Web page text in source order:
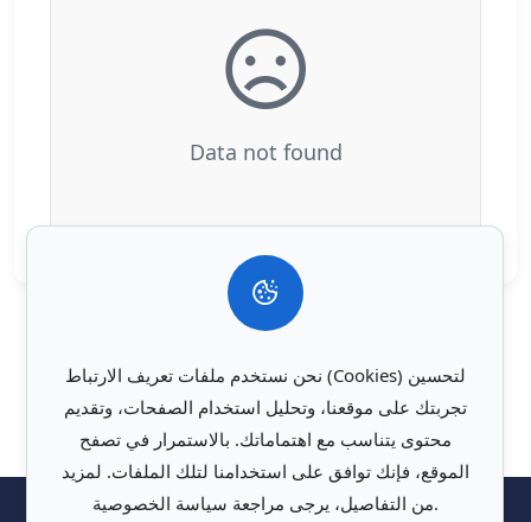
Data not found
نحن نستخدم ملفات تعريف الارتباط (Cookies) لتحسين
تجربتك على موقعنا، وتحليل استخدام الصفحات، وتقديم
محتوى يتناسب مع اهتماماتك. بالاستمرار في تصفح
الموقع، فإنك توافق على استخدامنا لتلك الملفات. لمزيد
من التفاصيل، يرجى مراجعة سياسة الخصوصية.